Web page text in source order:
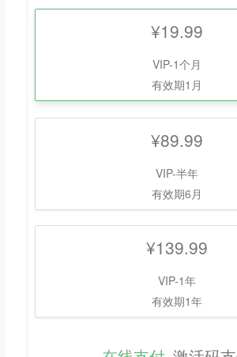
¥19.99
VIP-1个月
有效期1月
¥89.99
VIP-半年
有效期6月
¥139.99
VIP-1年
有效期1年